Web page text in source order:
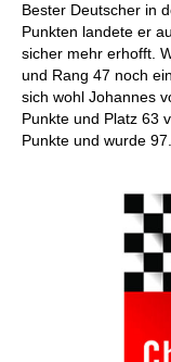
Bester Deutscher in
Punkten landete er
sicher mehr erhofft.
und Rang 47 noch
sich wohl Johannes
Punkte und Platz 63
Punkte und wurde